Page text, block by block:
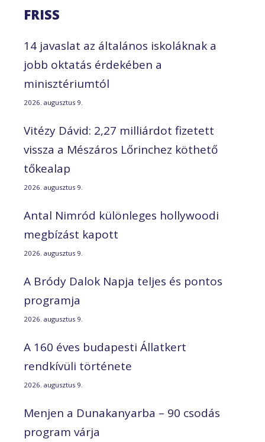
FRISS
14 javaslat az általános iskoláknak a
jobb oktatás érdekében a
minisztériumtól
2026. augusztus 9.
Vitézy Dávid: 2,27 milliárdot fizetett
vissza a Mészáros Lőrinchez köthető
tőkealap
2026. augusztus 9.
Antal Nimród különleges hollywoodi
megbízást kapott
2026. augusztus 9.
A Bródy Dalok Napja teljes és pontos
programja
2026. augusztus 9.
A 160 éves budapesti Állatkert
rendkívüli története
2026. augusztus 9.
Menjen a Dunakanyarba – 90 csodás
program várja